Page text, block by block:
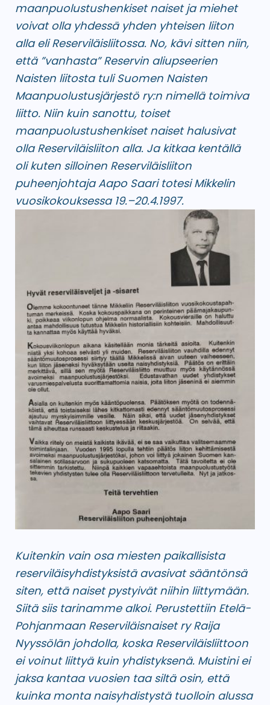
maanpuolustushenkiset naiset ja miehet
voivat olla yhdessä yhden yhteisen liiton
alla eli Reserviläisliitossa. No, kävi sitten niin,
että ”vanhasta” Reservin aliupseerien
Naisten liitosta tuli Suomen Naisten
Maanpuolustusjärjestö ry:n nimellä toimiva
liitto. Niin kuin sanottu, toiset
maanpuolustushenkiset naiset halusivat
olla Reserviläisliiton alla. Ja kitkaa kentällä
oli kuten silloinen Reserviläisliiton
puheenjohtaja Aapo Saari totesi Mikkelin
vuosikokouksessa 19.–20.4.1997.
Kuitenkin vain osa miesten paikallisista
reserviläisyhdistyksistä avasivat sääntönsä
siten, että naiset pystyivät niihin liittymään.
Siitä siis tarinamme alkoi. Perustettiin Etelä-
Pohjanmaan Reserviläisnaiset ry Raija
Nyyssölän johdolla, koska Reserviläisliittoon
ei voinut liittyä kuin yhdistyksenä. Muistini ei
jaksa kantaa vuosien taa siltä osin, että
kuinka monta naisyhdistystä tuolloin alussa